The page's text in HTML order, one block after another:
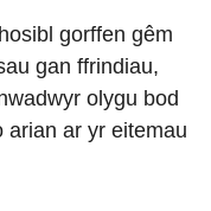
gorffen gêm
gan ffrindiau,
olygu bod
arian ar yr eitemau